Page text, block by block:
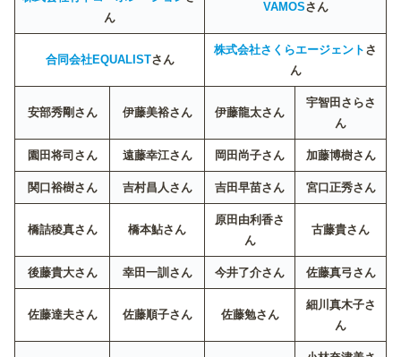
ん
VAMOSさん
合同会社EQUALISTさん
株式会社さくらエージェント さ
ん
安部秀剛 さん 伊藤美裕さん 伊藤龍太さん
宇智田さらさ
ん
園田将司 さん 遠藤幸江さん 岡田尚子さん 加藤博樹さん
関口裕樹さん 吉村昌人さん 吉田早苗さん 宮口正秀さん
橋詰稜真さん 橋本鮎さん
原田由利香さ
ん
古藤貴さん
後藤貴大さん 幸田一訓 さん 今井了介さん 佐藤真弓さん
佐藤達夫さん 佐藤順子さん 佐藤勉さん
細川真木子さ
ん